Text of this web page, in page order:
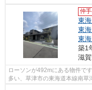
仲
東
東
東
築1
滋
ローソンが492mにある物件で
多い、草津市の東海道本線南